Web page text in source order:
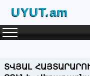
UYUT.am
ՏՎՅԱԼ